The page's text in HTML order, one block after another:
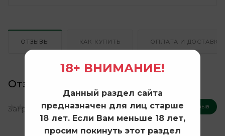
ОТЗЫВЫ КАК КУПИТЬ ОПЛАТА И ДОСТАВКА
Отзывы
Нет оценок Оставить отзыв
Загрузка отзывов...
18+ ВНИМАНИЕ!
Данный раздел сайта
предназначен для лиц старше
18 лет. Если Вам меньше 18 лет,
просим покинуть этот раздел